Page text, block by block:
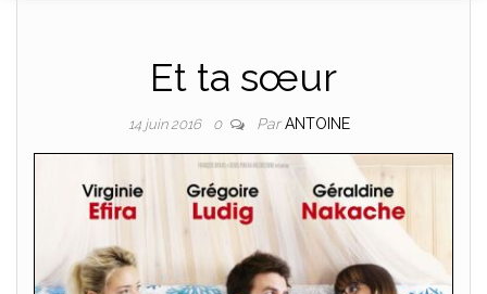
Et ta sœur
14 juin 2016 0 ParANTOINE